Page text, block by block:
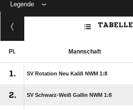
Legende
ANZEIGE
TABELLE
Pl. Mannschaft
1. SV Rotation Neu Kaliß NWM 1:8
2. SV Schwarz-Weiß Gallin NWM 1:8